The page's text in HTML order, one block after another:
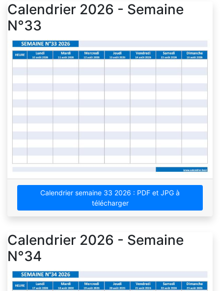
Calendrier 2026 - Semaine
N°33
Calendrier semaine 33 2026 : PDF et JPG à
télécharger
Calendrier 2026 - Semaine
N°34